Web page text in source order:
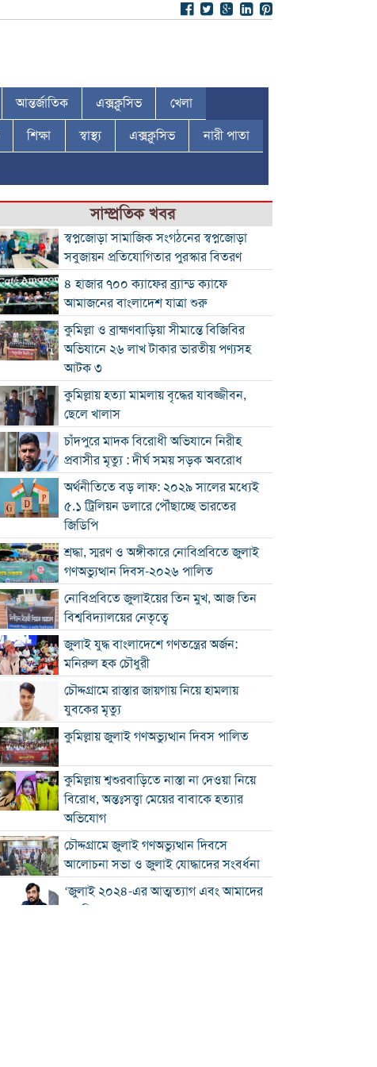
আন্তর্জাতিক এক্সক্লুসিভ খেলা
শিক্ষা স্বাস্থ্য এক্সক্লুসিভ নারী পাতা
সাম্প্রতিক খবর
স্বপ্নজোড়া সামাজিক সংগঠনের স্বপ্নজোড়া
সবুজায়ন প্রতিযোগিতার পুরস্কার বিতরণ
৪ হাজার ৭০০ ক্যাফের ব্র্যান্ড ক্যাফে
আমাজনের বাংলাদেশ যাত্রা শুরু
কুমিল্লা ও ব্রাহ্মণবাড়িয়া সীমান্তে বিজিবির
অভিযানে ২৬ লাখ টাকার ভারতীয় পণ্যসহ
আটক ৩
কুমিল্লায় হত্যা মামলায় বৃদ্ধের যাবজ্জীবন,
ছেলে খালাস
চাঁদপুরে মাদক বিরোধী অভিযানে নিরীহ
প্রবাসীর মৃত্যু : দীর্ঘ সময় সড়ক অবরোধ
অর্থনীতিতে বড় লাফ: ২০২৯ সালের মধ্যেই
৫.১ ট্রিলিয়ন ডলারে পৌঁছাচ্ছে ভারতের
জিডিপি
শ্রদ্ধা, স্মরণ ও অঙ্গীকারে নোবিপ্রবিতে জুলাই
গণঅভ্যুত্থান দিবস-২০২৬ পালিত
নোবিপ্রবিতে জুলাইয়ের তিন মুখ, আজ তিন
বিশ্ববিদ্যালয়ের নেতৃত্বে
জুলাই যুদ্ধ বাংলাদেশে গণতন্ত্রের অর্জন:
মনিরুল হক চৌধুরী
চৌদ্দগ্রামে রাস্তার জায়গায় নিয়ে হামলায়
যুবকের মৃত্যু
কুমিল্লায় জুলাই গণঅভ্যুত্থান দিবস পালিত
কুমিল্লায় শ্বশুরবাড়িতে নাস্তা না দেওয়া নিয়ে
বিরোধ, অন্তঃসত্ত্বা মেয়ের বাবাকে হত্যার
অভিযোগ
চৌদ্দগ্রামে জুলাই গণঅভ্যুত্থান দিবসে
আলোচনা সভা ও জুলাই যোদ্ধাদের সংবর্ধনা
‘জুলাই ২০২৪-এর আত্মত্যাগ এবং আমাদের